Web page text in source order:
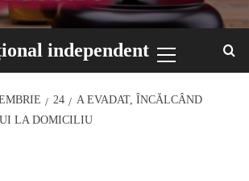
independent
Menu
24
A EVADAT, ÎNCĂLCÂND
LA DOMICILIU